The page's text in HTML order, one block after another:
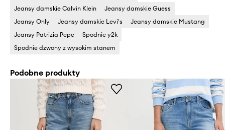
Jeansy damskie Calvin Klein
Jeansy damskie Guess
Jeansy Only
Jeansy damskie Levi's
Jeansy damskie Mustang
Jeansy Patrizia Pepe
Spodnie y2k
Spodnie dzwony z wysokim stanem
Podobne produkty